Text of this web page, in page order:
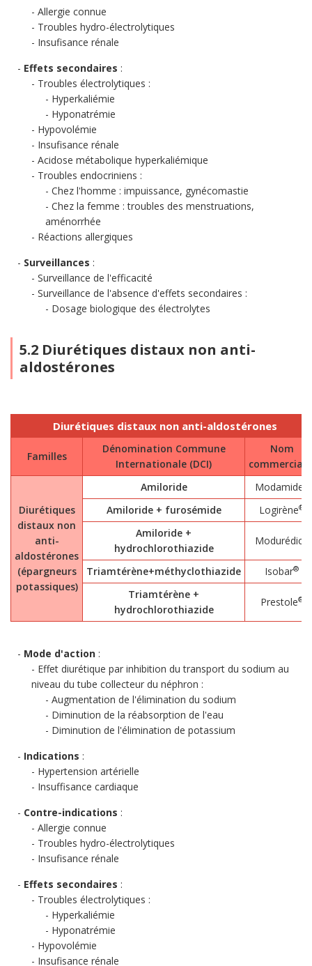
Allergie connue
Troubles hydro-électrolytiques
Insufisance rénale
Effets secondaires :
Troubles électrolytiques :
Hyperkaliémie
Hyponatrémie
Hypovolémie
Insufisance rénale
Acidose métabolique hyperkaliémique
Troubles endocriniens :
Chez l'homme : impuissance, gynécomastie
Chez la femme : troubles des menstruations,
aménorrhée
Réactions allergiques
Surveillances :
Surveillance de l'efficacité
Surveillance de l'absence d'effets secondaires :
Dosage biologique des électrolytes
5.2 Diurétiques distaux non anti-
aldostérones
Diurétiques distaux non anti-aldostérones
Familles
Dénomination Commune
Internationale (DCI)
Nom
Diurétiques
distaux non
anti-
aldostérones
(épargneurs
potassiques)
Amiloride Modamide
Amiloride + furosémide Logirène®
Amiloride +
hydrochlorothiazide
Modurédic
Triamtérène+méthyclothiazide Isobar®
Triamtérène +
hydrochlorothiazide
Prestole®
Mode d'action :
Effet diurétique par inhibition du transport du sodium au
niveau du tube collecteur du néphron :
Augmentation de l'élimination du sodium
Diminution de la réabsorption de l'eau
Diminution de l'élimination de potassium
Indications :
Hypertension artérielle
Insuffisance cardiaque
Contre-indications :
Allergie connue
Troubles hydro-électrolytiques
Insufisance rénale
Effets secondaires :
Troubles électrolytiques :
Hyperkaliémie
Hyponatrémie
Hypovolémie
Insufisance rénale